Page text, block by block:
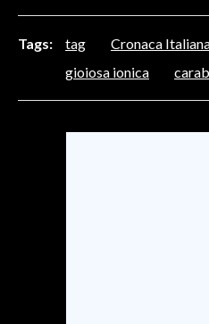
Tags: tag Cronaca
gioiosa ionica